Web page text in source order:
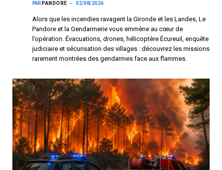
PAR PANDORE 02/08/2026
Alors que les incendies ravagent la Gironde et les Landes, Le
Pandore et la Gendarmerie vous emmène au cœur de
l’opération. Évacuations, drones, hélicoptère Écureuil, enquête
judiciaire et sécurisation des villages : découvrez les missions
rarement montrées des gendarmes face aux flammes.